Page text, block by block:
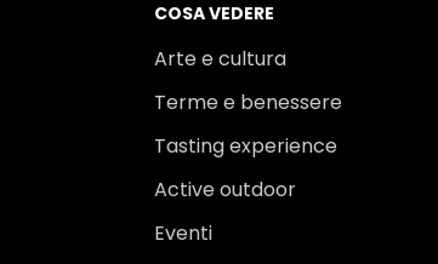
COSA VEDERE
Arte e cultura
Terme e benessere
Tasting experience
Active outdoor
Eventi